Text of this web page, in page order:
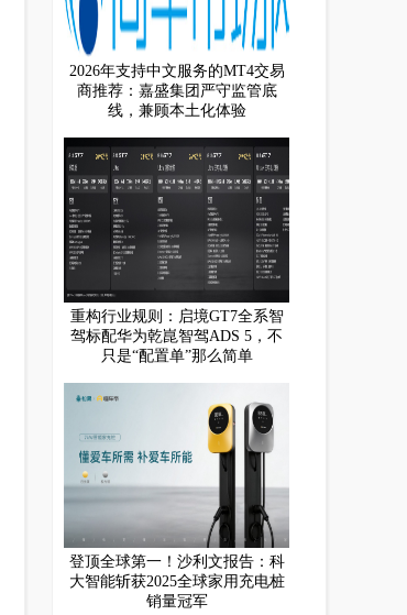
2026年支持中文服务的MT4交易
商推荐：嘉盛集团严守监管底
线，兼顾本土化体验
重构行业规则：启境GT7全系智
驾标配华为乾崑智驾ADS 5，不
只是“配置单”那么简单
登顶全球第一！沙利文报告：科
大智能斩获2025全球家用充电桩
销量冠军